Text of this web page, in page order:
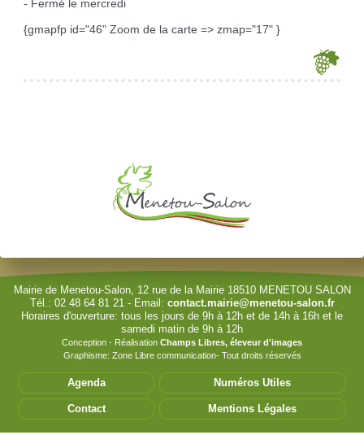
- Fermé le mercredi
{gmapfp id="46" Zoom de la carte => zmap="17" }
Afficher le mot de passe
Se souvenir de moi
Authentification Web
Connexion
Mot de passe perdu ?
Mairie de Menetou-Salon, 12 rue de la Mairie 18510 MENETOU SALON
Tél.: 02 48 64 81 21 - Email: contact.mairie@menetou-salon.fr
Horaires d'ouverture: tous les jours de 9h à 12h et de 14h à 16h et le
samedi matin de 9h à 12h
Conception - Réalisation Champs Libres, éleveur d'images
Graphisme: Zone Libre communication- Tout droits réservés
Agenda Numéros Utiles
Contact Mentions Légales